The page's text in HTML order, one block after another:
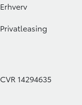
Erhverv
Privatleasing
CVR 14294635